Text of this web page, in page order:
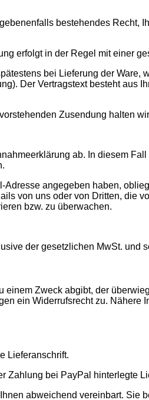
bestehendes Recht,
erfolgt in der Regel mit einer
bei Lieferung der Ware,
Der Vertragstext besteht aus
Zusendung halten
ab. In diesem
angegeben haben,
von uns oder von Dritten, die
bzw. zu überwachen.
der gesetzlichen MwSt. und
Zweck abgibt, der
ein Widerrufsrecht zu. Nähere
Lieferanschrift.
Zahlung bei PayPal hinterlegte
abweichend vereinbart. Sie